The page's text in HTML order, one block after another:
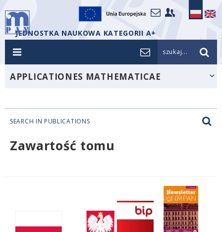
JEDNOSTKA NAUKOWA KATEGORII A+
szukaj...
APPLICATIONES MATHEMATICAE
SEARCH IN PUBLICATIONS
Zawartość tomu